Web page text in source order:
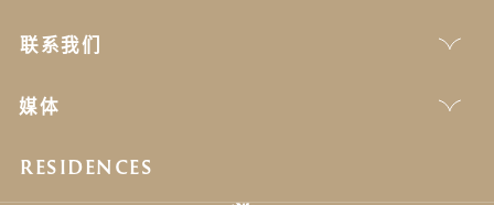
联系我们
媒体
RESIDENCES